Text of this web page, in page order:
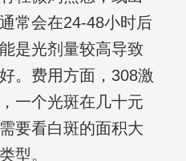
常会在24-48小时后
是光剂量较高导致
。费用方面，308激
一个光斑在几十元
要看白斑的面积大
型。